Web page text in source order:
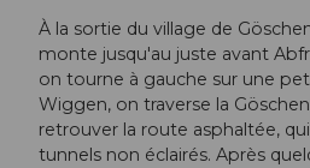
À la sortie du village de
monte jusqu'au juste avant
on tourne à gauche sur une
Wiggen, on traverse la
retrouver la route asphaltée,
tunnels non éclairés. Après